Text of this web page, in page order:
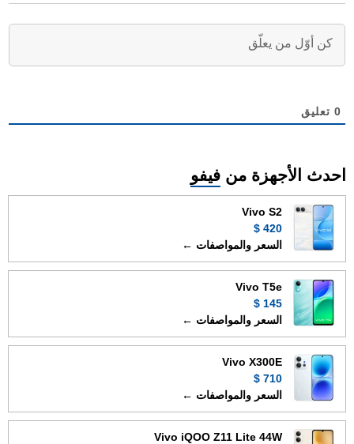
0 تعليق
احدث الأجهزة من فيفو
Vivo S2
420 $
السعر والمواصفات ←
Vivo T5e
145 $
السعر والمواصفات ←
Vivo X300E
710 $
السعر والمواصفات ←
Vivo iQOO Z11 Lite 44W